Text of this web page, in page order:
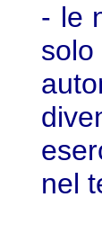
- le
nel